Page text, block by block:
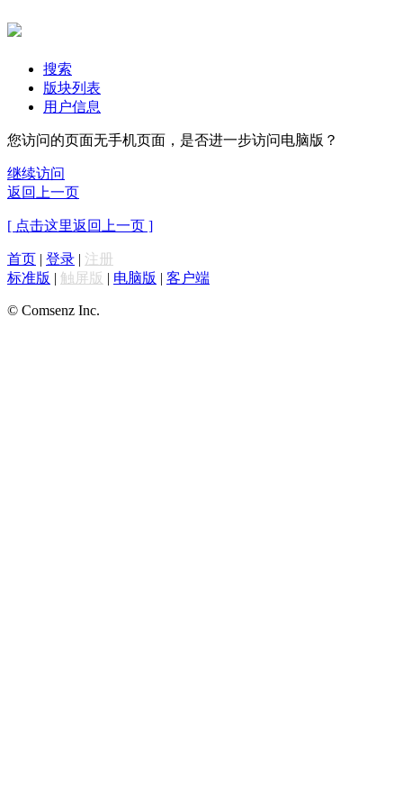
搜索
版块列表
用户信息
您访问的页面无手机页面，是否进一步访问电脑版？
继续访问
返回上一页
[ 点击这里返回上一页 ]
首页 | 登录 | 注册
标准版 | 触屏版 | 电脑版 | 客户端
© Comsenz Inc.